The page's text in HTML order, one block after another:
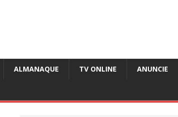
ALMANAQUE TV ONLINE ANUNCIE